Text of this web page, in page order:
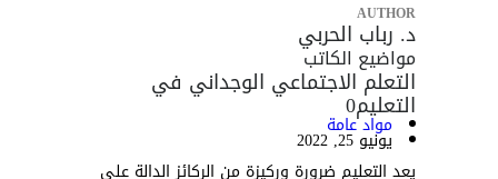
AUTHOR
د. رباب الحربي
مواضيع الكاتب
التعلم الاجتماعي الوجداني في
التعليم0
مواد عامة
يونيو 25, 2022
يعد التعليم ضرورة وركيزة من الركائز الدالة على